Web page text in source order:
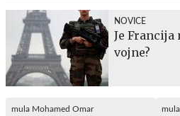
NOVICE
Je Francija
vojne?
mula Mohamed Omar